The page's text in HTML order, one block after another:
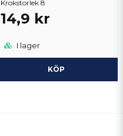
Krokstorlek 8
14,9 kr
I lager
KÖP